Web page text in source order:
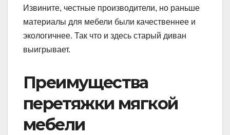
Извините, честные производители, но раньше
материалы для мебели были качественнее и
экологичнее. Так что и здесь старый диван
выигрывает.
Преимущества
перетяжки мягкой
мебели